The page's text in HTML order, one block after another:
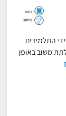
התלמידים
משוב באופן